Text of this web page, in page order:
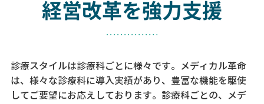
経営改革を強力支援
診療スタイルは診療科ごとに様々です。メディカル革命
は、様々な診療科に導入実績があり、 豊富な機能を駆使
してご要望にお応えしております。 診療科ごとの、メデ